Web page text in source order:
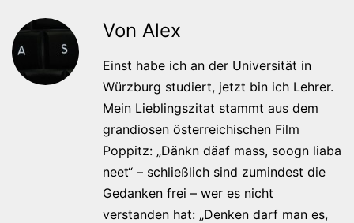
Von Alex
Einst habe ich an der Universität in
Würzburg studiert, jetzt bin ich Lehrer.
Mein Lieblingszitat stammt aus dem
grandiosen österreichischen Film
Poppitz: „Dänkn däaf mass, soogn liaba
neet“ – schließlich sind zumindest die
Gedanken frei – wer es nicht
verstanden hat: „Denken darf man es,